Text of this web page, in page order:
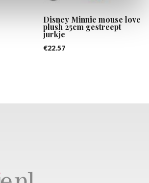
Disney Minnie mouse love
plush 25cm gestreept
jurkje
€22.57